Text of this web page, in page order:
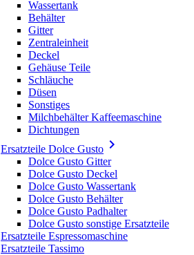
Wassertank
Behälter
Gitter
Zentraleinheit
Deckel
Gehäuse Teile
Schläuche
Düsen
Sonstiges
Milchbehälter Kaffeemaschine
Dichtungen
Ersatzteile Dolce Gusto 
Dolce Gusto Gitter
Dolce Gusto Deckel
Dolce Gusto Wassertank
Dolce Gusto Behälter
Dolce Gusto Padhalter
Dolce Gusto sonstige Ersatzteile
Ersatzteile Espressomaschine
Ersatzteile Tassimo